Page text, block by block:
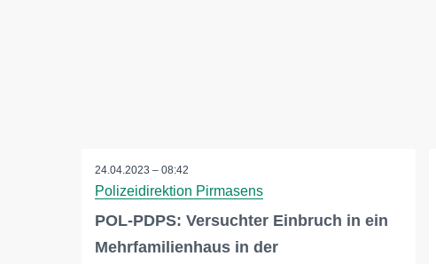
24.04.2023 – 08:42
Polizeidirektion Pirmasens
POL-PDPS: Versuchter Einbruch in ein
Mehrfamilienhaus in der